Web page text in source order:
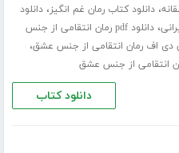
،دانلود کتاب رمان غم انگیز،دانلود
،
دانلود pdf رمان انتقامی از جنس
دی اف رمان انتقامی از جنس عشق،
انتقامی از جنس عشق
دانلود کتاب